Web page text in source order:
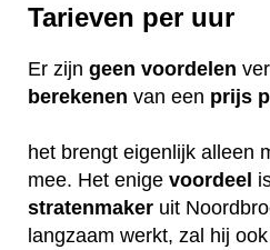
Tarieven per uur
Er zijn geen voordelen
berekenen van een prijs
het brengt eigenlijk alleen
mee. Het enige voordeel
stratenmaker uit
langzaam werkt, zal hij